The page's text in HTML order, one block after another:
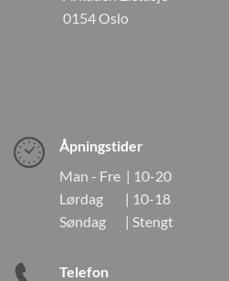
0154 Oslo
Åpningstider
Man - Fre | 10-20
Lørdag | 10-18
Søndag | Stengt
Telefon